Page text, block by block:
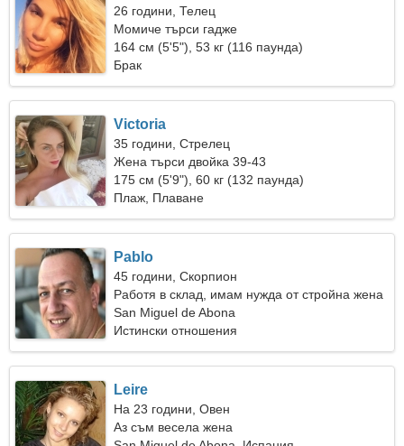
26 години, Телец
Момиче търси гадже
164 см (5'5"), 53 кг (116 паунда)
Брак
Victoria
35 години, Стрелец
Жена търси двойка 39-43
175 см (5'9"), 60 кг (132 паунда)
Плаж, Плаване
Pablo
45 години, Скорпион
Работя в склад, имам нужда от стройна жена
San Miguel de Abona
Истински отношения
Leire
На 23 години, Овен
Аз съм весела жена